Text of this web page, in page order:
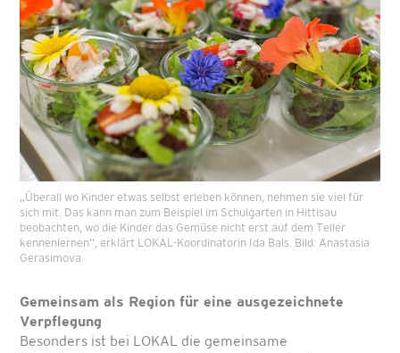
„Überall wo Kinder etwas selbst erleben können, nehmen sie viel für
sich mit. Das kann man zum Beispiel im Schulgarten in Hittisau
beobachten, wo die Kinder das Gemüse nicht erst auf dem Teller
kennenlernen“, erklärt LOKAL-Koordinatorin Ida Bals. Bild: Anastasia
Gerasimova
Gemeinsam als Region für eine ausgezeichnete
Verpflegung
Besonders ist bei LOKAL die gemeinsame